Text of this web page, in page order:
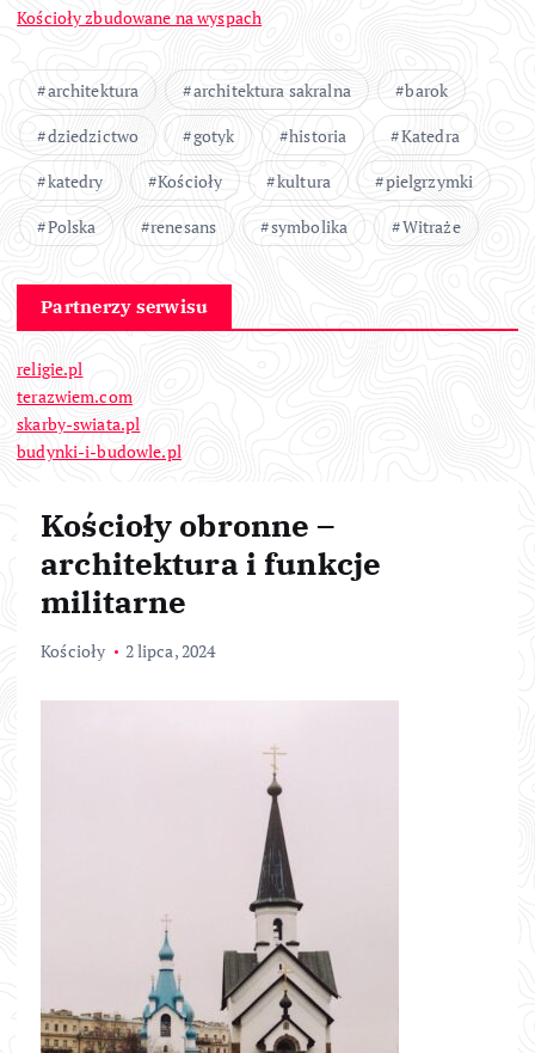
Kościoły zbudowane na wyspach
architektura architektura sakralna
barok
dziedzictwo
gotyk historia
Katedra
katedry
Kościoły kultura
pielgrzymki
Polska
renesans symbolika Witraże
Partnerzy serwisu
religie.pl
terazwiem.com
skarby-swiata.pl
budynki-i-budowle.pl
Kościoły obronne –
architektura i funkcje
militarne
Kościoły 2 lipca, 2024